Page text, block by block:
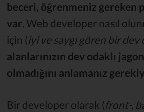
beceri, öğrenmeniz gereken
var. Web developer nasıl
için (iyi ve saygı gören bir dev
alanlarınızın dev odaklı
olmadığını anlamanız
Bir developer olarak (front-,